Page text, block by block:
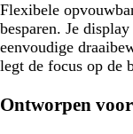
Flexibele
besparen. Je
eenvoudige
legt de focus op de
Ontworpen